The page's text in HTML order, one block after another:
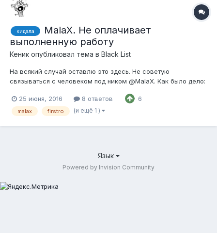
кидала
MalaX. Не оплачивает
выполненную работу
Кеник опубликовал тема в Black List
На всякий случай оставлю это здесь. Не советую
связываться с человеком под ником @MalaX. Как было дело:
Попросил добавить полтора десятка кастомных предметов в
клиент. Я согласился. В цене вроде сошлись. В общем
25 июня, 2016 8 ответов 6
malax firstro (и ещё 1 )
Язык
Powered by Invision Community